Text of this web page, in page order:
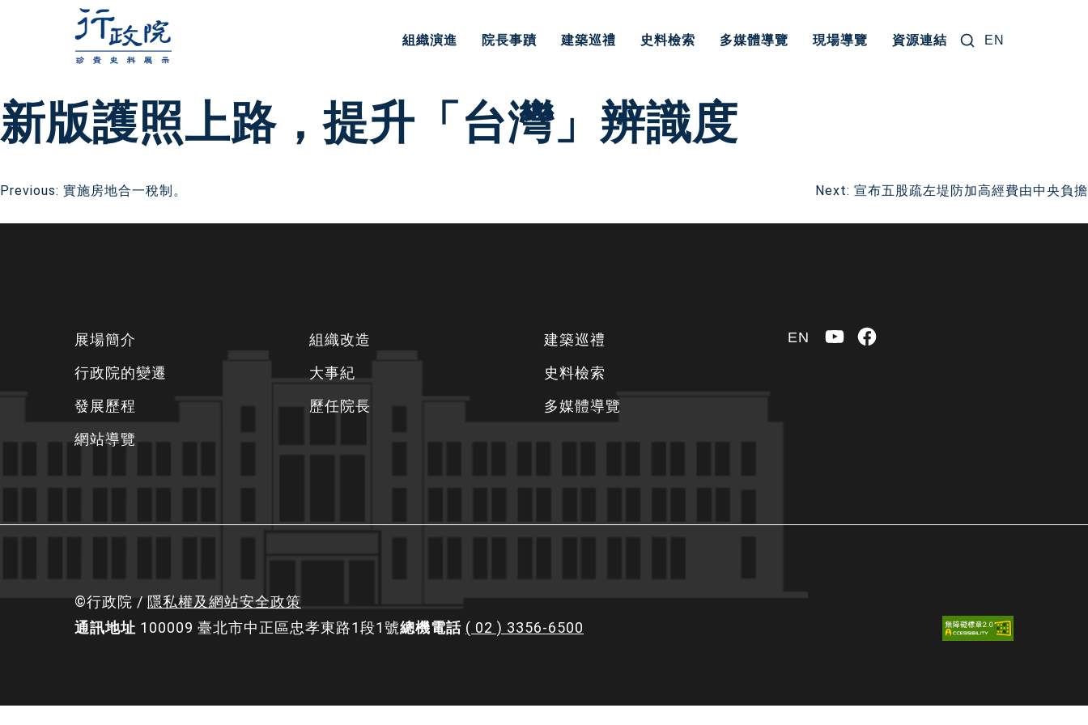
內
容
組織演進 院長事蹟 建築巡禮 史料檢索 多媒體導覽 現場導覽 資源連結 EN
新版護照上路，提升「台灣」辨識度
文
Previous: 實施房地合一稅制。 Next: 宣布五股疏左堤防加高經費由中央負擔
展場簡介
行政院的變遷
發展歷程
網站導覽
組織改造
大事紀
歷任院長
建築巡禮
史料檢索
多媒體導覽
EN YouTubeFacebook
©行政院 / 隱私權及網站安全政策
通訊地址 100009 臺北市中正區忠孝東路1段1號總機電話 ( 02 ) 3356-6500